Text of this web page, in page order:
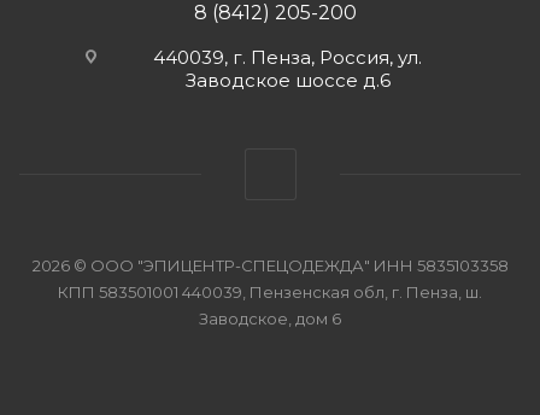
8 (8412) 205-200
440039, г. Пенза, Россия, ул.
Заводское шоссе д.6
2026 © ООО "ЭПИЦЕНТР-СПЕЦОДЕЖДА" ИНН 5835103358
КПП 583501001 440039, Пензенская обл, г. Пенза, ш.
Заводское, дом 6